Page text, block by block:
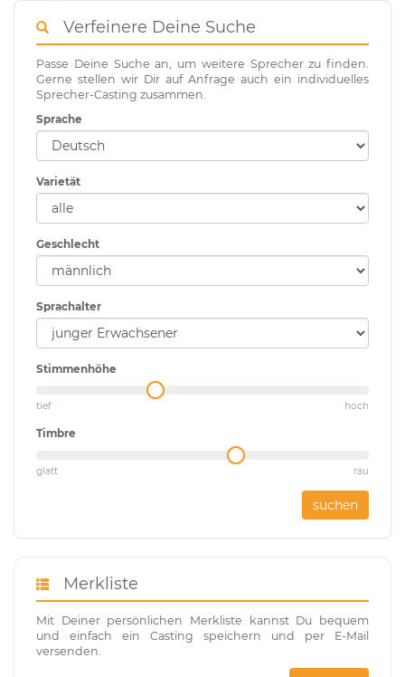
Verfeinere Deine Suche
Passe Deine Suche an, um weitere Sprecher zu finden.
Gerne stellen wir Dir auf Anfrage auch ein individuelles
Sprecher-Casting zusammen.
Sprache
Varietät
Geschlecht
Sprachalter
Stimmenhöhe
tief hoch
Timbre
glatt rau
suchen
Merkliste
Mit Deiner persönlichen Merkliste kannst Du bequem
und einfach ein Casting speichern und per E-Mail
versenden.